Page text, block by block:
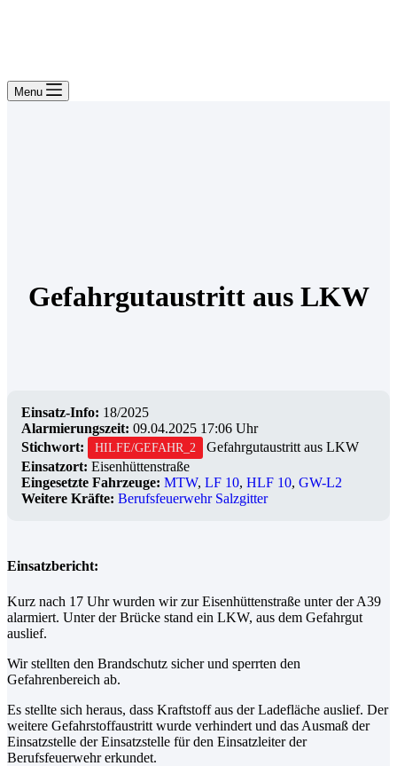
Menu
Gefahrgutaustritt aus LKW
Einsatz-Info: 18/2025
Alarmierungszeit: 09.04.2025 17:06 Uhr
Stichwort:
HILFE/GEFAHR_2
Gefahrgutaustritt aus LKW
Einsatzort: Eisenhüttenstraße
Eingesetzte Fahrzeuge: MTW, LF 10, HLF 10, GW-L2
Weitere Kräfte: Berufsfeuerwehr Salzgitter
Einsatzbericht:
Kurz nach 17 Uhr wurden wir zur Eisenhüttenstraße unter der A39
alarmiert. Unter der Brücke stand ein LKW, aus dem Gefahrgut
auslief.
Wir stellten den Brandschutz sicher und sperrten den
Gefahrenbereich ab.
Es stellte sich heraus, dass Kraftstoff aus der Ladefläche auslief. Der
weitere Gefahrstoffaustritt wurde verhindert und das Ausmaß der
Einsatzstelle der Einsatzstelle für den Einsatzleiter der
Berufsfeuerwehr erkundet.